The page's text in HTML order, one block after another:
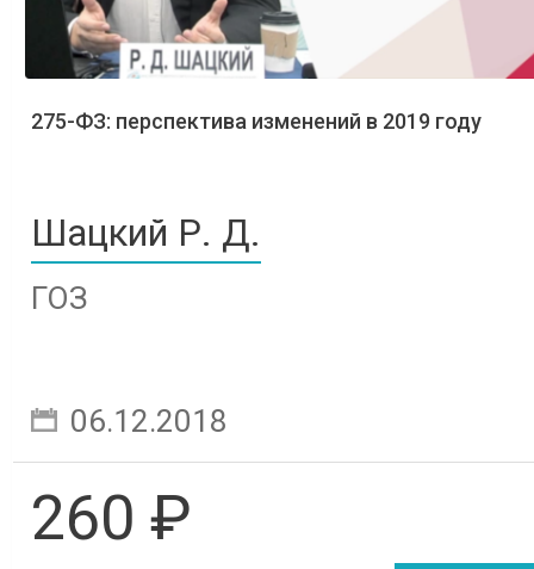
275-ФЗ: перспектива изменений в 2019 году
Шацкий Р. Д.
ГОЗ
06.12.2018
260 ₽